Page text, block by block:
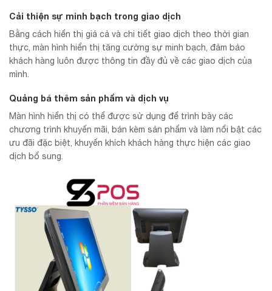
Cải thiện sự minh bạch trong giao dịch
Bằng cách hiển thị giá cả và chi tiết giao dịch theo thời gian
thực, màn hình hiển thị tăng cường sự minh bạch, đảm bảo
khách hàng luôn được thông tin đầy đủ về các giao dịch của
mình.
Quảng bá thêm sản phẩm và dịch vụ
Màn hình hiển thị có thể được sử dụng để trình bày các
chương trình khuyến mãi, bán kèm sản phẩm và làm nổi bật các
ưu đãi đặc biệt, khuyến khích khách hàng thực hiện các giao
dịch bổ sung.